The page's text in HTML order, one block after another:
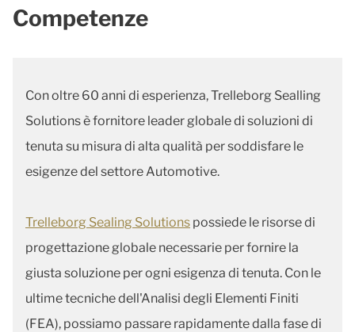
Competenze
Con oltre 60 anni di esperienza, Trelleborg Sealling
Solutions è fornitore leader globale di soluzioni di
tenuta su misura di alta qualità per soddisfare le
esigenze del settore Automotive.
Trelleborg Sealing Solutions possiede le risorse di
progettazione globale necessarie per fornire la
giusta soluzione per ogni esigenza di tenuta. Con le
ultime tecniche dell'Analisi degli Elementi Finiti
(FEA), possiamo passare rapidamente dalla fase di